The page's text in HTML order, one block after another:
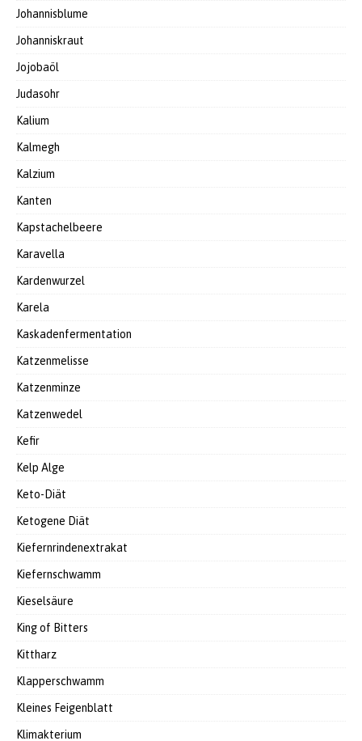
Johannisblume
Johanniskraut
Jojobaöl
Judasohr
Kalium
Kalmegh
Kalzium
Kanten
Kapstachelbeere
Karavella
Kardenwurzel
Karela
Kaskadenfermentation
Katzenmelisse
Katzenminze
Katzenwedel
Kefir
Kelp Alge
Keto-Diät
Ketogene Diät
Kiefernrindenextrakat
Kiefernschwamm
Kieselsäure
King of Bitters
Kittharz
Klapperschwamm
Kleines Feigenblatt
Klimakterium